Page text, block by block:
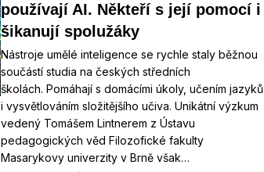
používají AI. Někteří s její pomocí i
šikanují spolužáky
Nástroje umělé inteligence se rychle staly běžnou
součástí studia na českých středních
školách. Pomáhají s domácími úkoly, učením jazyků
i vysvětlováním složitějšího učiva. Unikátní výzkum
vedený Tomášem Lintnerem z Ústavu
pedagogických věd Filozofické fakulty
Masarykovy univerzity v Brně však…